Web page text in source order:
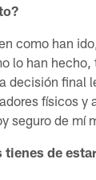
como han
lo han hecho,
decisión final
físicos y
seguro de mí
tienes de